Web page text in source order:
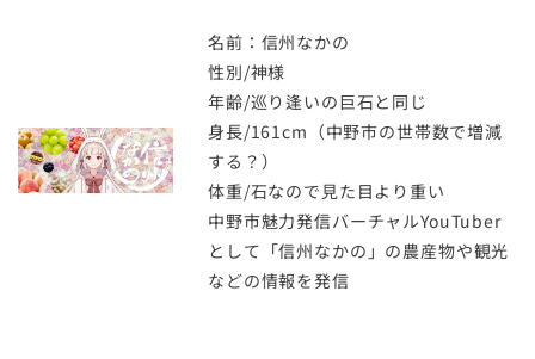
名前：信州なかの
性別/神様
年齢/巡り逢いの巨石と同じ
身長/161cm（中野市の世帯数で増減
する？）
体重/石なので見た目より重い
中野市魅力発信バーチャルYouTuber
として「信州なかの」の農産物や観光
などの情報を発信